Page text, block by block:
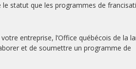
statut que les programmes de
entreprise, l’Office québécois de la
et de soumettre un programme de